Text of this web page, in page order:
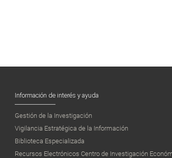
Información de interés y ayuda
Gestión de la Investigación
Vigilancia Estratégica de la Información
Biblioteca Especializada
Recursos Electrónicos Centro de Investigación